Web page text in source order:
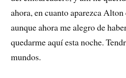
ahora, en cuanto aparezca
aunque ahora me alegro de
quedarme aquí esta noche.
mundos.